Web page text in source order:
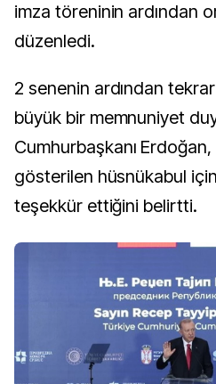
imza töreninin ardından
düzenledi.
2 senenin ardından
büyük bir memnuniyet
Cumhurbaşkanı
gösterilen hüsnükabul
teşekkür ettiğini belirtti.